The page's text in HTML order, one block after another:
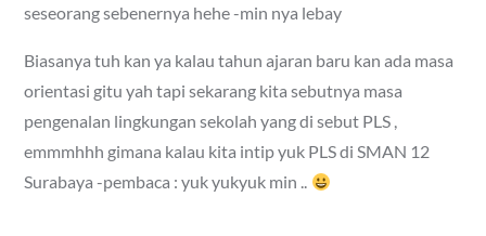
seseorang sebenernya hehe -min nya lebay
Biasanya tuh kan ya kalau tahun ajaran baru kan ada masa
orientasi gitu yah tapi sekarang kita sebutnya masa
pengenalan lingkungan sekolah yang di sebut PLS ,
emmmhhh gimana kalau kita intip yuk PLS di SMAN 12
Surabaya -pembaca : yuk yukyuk min ..